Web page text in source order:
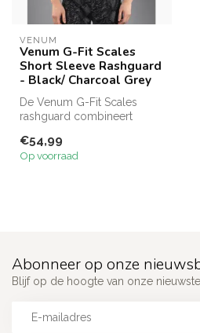
VENUM
Venum G-Fit Scales
Short Sleeve Rashguard
- Black/ Charcoal Grey
De Venum G-Fit Scales
rashguard combineert
compressieondersteu...
€54,99
Op voorraad
Abonneer op onze
Blijf op de hoogte van onze